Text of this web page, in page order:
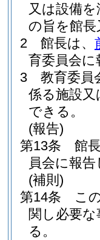
又は設備
の旨を館
2
館長は、
育委員会
3
教育委員
係る施設
できる。
(報告)
第13条
館
員会に報
(補則)
第14条
こ
関し必要
る。